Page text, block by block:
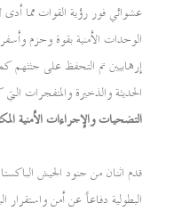
عشوائي فور رؤية القوات مما
الوحدات الأمنية بقوة وحزم
إرهابيين تم التحفظ على
الحديثة والذخيرة والمتفجرات
التضحيات والإجراءات الأمنية
قدم اثنان من جنود الجيش
البطولية دفاعاً عن أمن واستقرار